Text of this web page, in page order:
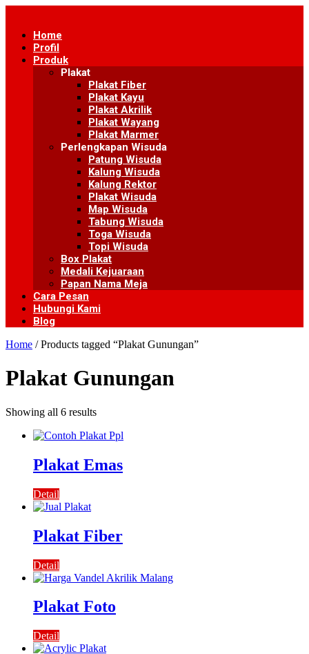
contentHome
Profil
Produk
Plakat
Plakat Fiber
Plakat Kayu
Plakat Akrilik
Plakat Wayang
Plakat Marmer
Perlengkapan Wisuda
Patung Wisuda
Kalung Wisuda
Kalung Rektor
Plakat Wisuda
Map Wisuda
Tabung Wisuda
Toga Wisuda
Topi Wisuda
Box Plakat
Medali Kejuaraan
Papan Nama Meja
Cara Pesan
Hubungi Kami
Blog
Home / Products tagged “Plakat Gunungan”
Plakat Gunungan
Showing all 6 results
Plakat Emas
Detail
Plakat Fiber
Detail
Plakat Foto
Detail